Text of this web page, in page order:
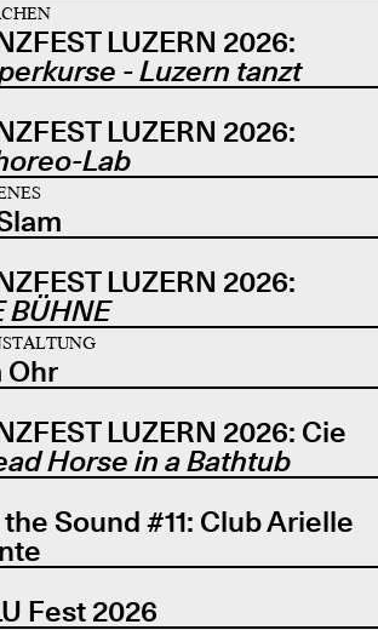
LUZERN 2026:
- Luzern tanzt
LUZERN 2026:
Lab
LUZERN 2026:
BÜHNE
Ohr
LUZERN 2026: Cie
Horse in a Bathtub
Sound #11: Club Arielle
Fest 2026